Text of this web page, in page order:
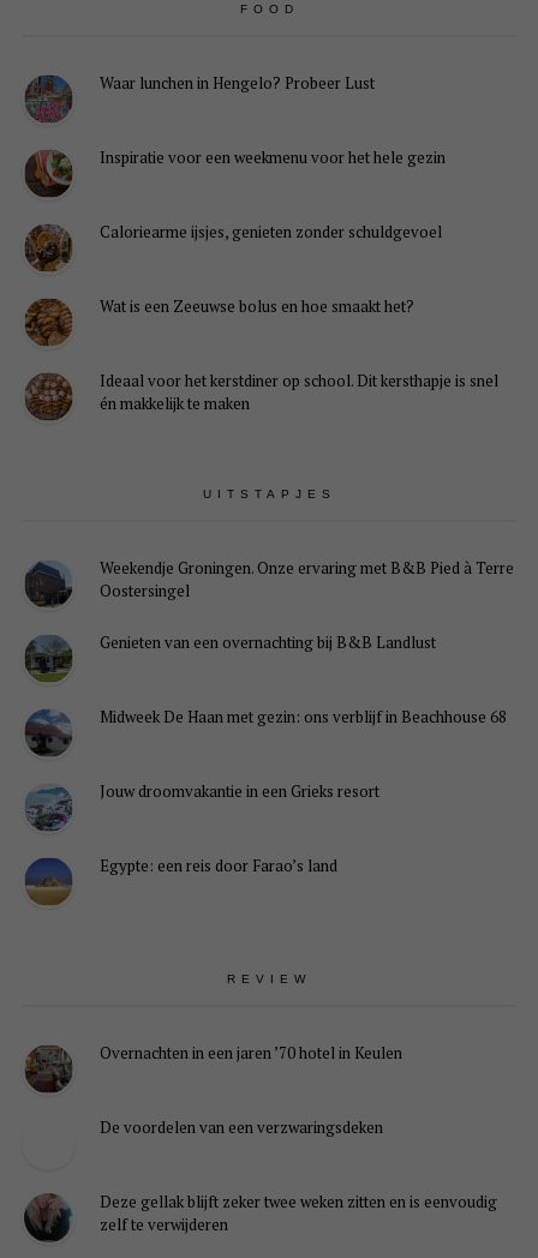
FOOD
Waar lunchen in Hengelo? Probeer Lust
Inspiratie voor een weekmenu voor het hele gezin
Caloriearme ijsjes, genieten zonder schuldgevoel
Wat is een Zeeuwse bolus en hoe smaakt het?
Ideaal voor het kerstdiner op school. Dit kersthapje is snel
én makkelijk te maken
UITSTAPJES
Weekendje Groningen. Onze ervaring met B&B Pied à Terre
Oostersingel
Genieten van een overnachting bij B&B Landlust
Midweek De Haan met gezin: ons verblijf in Beachhouse 68
Jouw droomvakantie in een Grieks resort
Egypte: een reis door Farao’s land
REVIEW
Overnachten in een jaren ’70 hotel in Keulen
De voordelen van een verzwaringsdeken
Deze gellak blijft zeker twee weken zitten en is eenvoudig
zelf te verwijderen